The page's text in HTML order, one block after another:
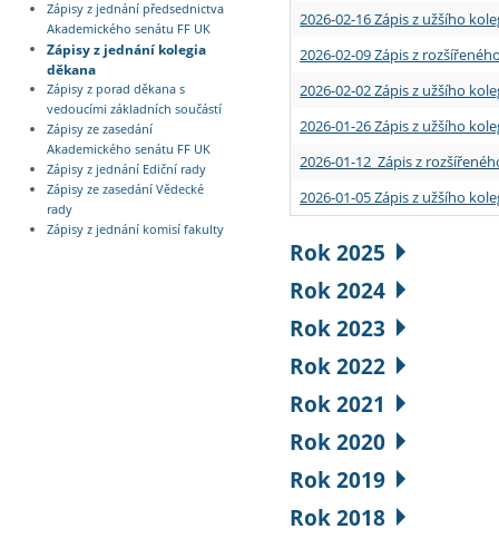
Zápisy z jednání předsednictva
Akademického senátu FF UK
Zápisy z jednání kolegia
děkana
Zápisy z porad děkana s
vedoucími základních součástí
Zápisy ze zasedání
Akademického senátu FF UK
Zápisy z jednání Ediční rady
Zápisy ze zasedání Vědecké
rady
Zápisy z jednání komisí fakulty
2026-02-16 Zápis z užšího
2026-02-09 Zápis z
2026-02-02 Zápis z užšího
2026-01-26 Zápis z užšího
2026-01-12 Zápis z
2026-01-05 Zápis z užšího
Rok 2025
Rok 2024
Rok 2023
Rok 2022
Rok 2021
Rok 2020
Rok 2019
Rok 2018